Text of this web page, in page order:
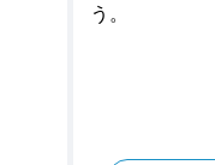
う。